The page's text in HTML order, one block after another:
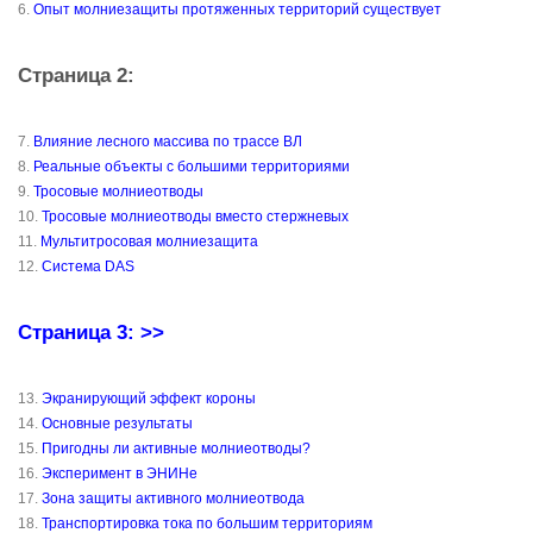
6. Опыт молниезащиты протяженных территорий существует
Страница 2:
7. Влияние лесного массива по трассе ВЛ
8. Реальные объекты с большими территориями
9. Тросовые молниеотводы
10. Тросовые молниеотводы вместо стержневых
11. Мультитросовая молниезащита
12. Система DAS
Страница 3: >>
13. Экранирующий эффект короны
14. Основные результаты
15. Пригодны ли активные молниеотводы?
16. Эксперимент в ЭНИНе
17. Зона защиты активного молниеотвода
18. Транспортировка тока по большим территориям